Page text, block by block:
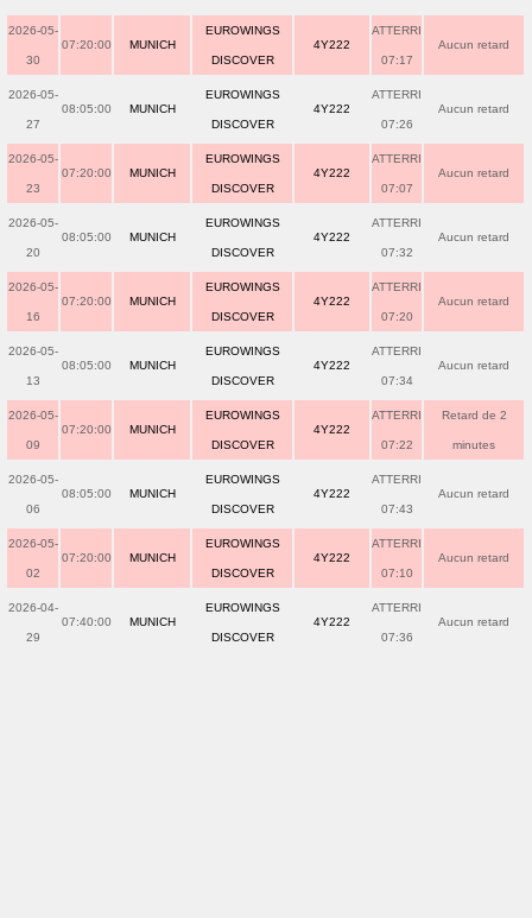
2026-05-
30
07:20:00 MUNICH
EUROWINGS
DISCOVER
4Y222
ATTERRI
07:17
Aucun retard
2026-05-
27
08:05:00 MUNICH
EUROWINGS
DISCOVER
4Y222
ATTERRI
07:26
Aucun retard
2026-05-
23
07:20:00 MUNICH
EUROWINGS
DISCOVER
4Y222
ATTERRI
07:07
Aucun retard
2026-05-
20
08:05:00 MUNICH
EUROWINGS
DISCOVER
4Y222
ATTERRI
07:32
Aucun retard
2026-05-
16
07:20:00 MUNICH
EUROWINGS
DISCOVER
4Y222
ATTERRI
07:20
Aucun retard
2026-05-
13
08:05:00 MUNICH
EUROWINGS
DISCOVER
4Y222
ATTERRI
07:34
Aucun retard
2026-05-
09
07:20:00 MUNICH
EUROWINGS
DISCOVER
4Y222
ATTERRI
07:22
Retard de 2
minutes
2026-05-
06
08:05:00 MUNICH
EUROWINGS
DISCOVER
4Y222
ATTERRI
07:43
Aucun retard
2026-05-
02
07:20:00 MUNICH
EUROWINGS
DISCOVER
4Y222
ATTERRI
07:10
Aucun retard
2026-04-
29
07:40:00 MUNICH
EUROWINGS
DISCOVER
4Y222
ATTERRI
07:36
Aucun retard